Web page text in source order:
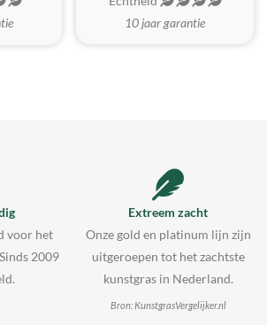
10 jaar garantie
voor het
2009
Extreem zacht
Onze gold en platinum lijn zijn
uitgeroepen tot het zachtste
kunstgras in Nederland.
Bron: KunstgrasVergelijker.nl